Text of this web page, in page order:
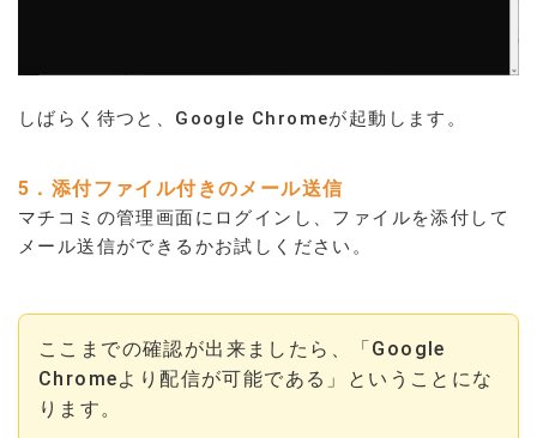
しばらく待つと、Google Chromeが起動します。
5．添付ファイル付きのメール送信
マチコミの管理画面にログインし、ファイルを添付して
メール送信ができるかお試しください。
ここまでの確認が出来ましたら、「Google
Chromeより配信が可能である」ということにな
ります。